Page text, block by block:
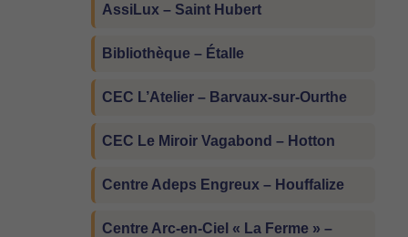
AssiLux – Saint Hubert
Bibliothèque – Étalle
CEC L’Atelier – Barvaux-sur-Ourthe
CEC Le Miroir Vagabond – Hotton
Centre Adeps Engreux – Houffalize
Centre Arc-en-Ciel « La Ferme » –